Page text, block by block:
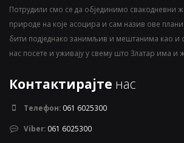
Потрудили смо се да објединимо свакодневни
природе на које асоцира и сам назив ове
бити подједнако занимљив и мештанима као и
нас посете и уживају у свему што Златар има и
Контактирајте нас
Телефон: 061 6025300
Viber: 061 6025300